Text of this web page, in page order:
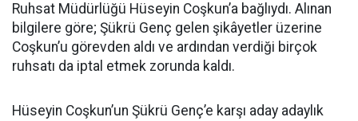
Ruhsat Müdürlüğü Hüseyin Coşkun’a bağlıydı. Alınan
bilgilere göre; Şükrü Genç gelen şikâyetler üzerine
Coşkun’u görevden aldı ve ardından verdiği birçok
ruhsatı da iptal etmek zorunda kaldı.
Hüseyin Coşkun’un Şükrü Genç’e karşı aday adaylık